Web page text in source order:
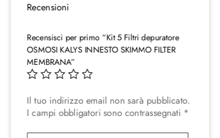
Recensioni
Recensisci per primo “Kit 5 Filtri depuratore
OSMOSI KALYS INNESTO SKIMMO FILTER
MEMBRANA”
Il tuo indirizzo email non sarà pubblicato.
I campi obbligatori sono contrassegnati *